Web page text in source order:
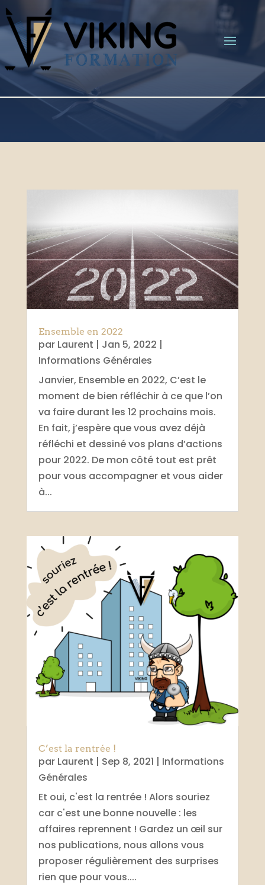
Ensemble en 2022
par Laurent | Jan 5, 2022 |
Informations Générales
Janvier, Ensemble en 2022, C’est le
moment de bien réfléchir à ce que l’on
va faire durant les 12 prochains mois.
En fait, j’espère que vous avez déjà
réfléchi et dessiné vos plans d’actions
pour 2022. De mon côté tout est prêt
pour vous accompagner et vous aider
à...
C’est la rentrée !
par Laurent | Sep 8, 2021 | Informations
Générales
Et oui, c'est la rentrée ! Alors souriez
car c'est une bonne nouvelle : les
affaires reprennent ! Gardez un œil sur
nos publications, nous allons vous
proposer régulièrement des surprises
rien que pour vous....